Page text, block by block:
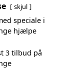
skjul
speciale i
hjælpe
3 tilbud på